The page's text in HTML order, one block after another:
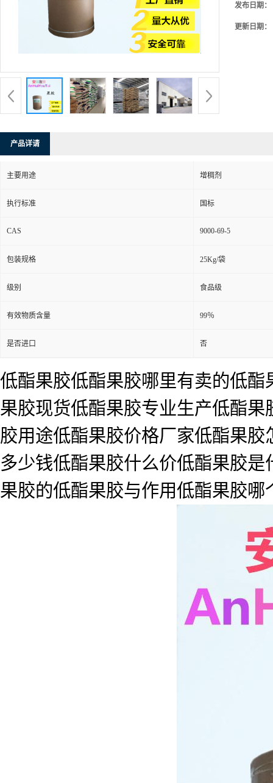
发布日期：
更新日期：
产品详请
主要用途 增稠剂
执行标准 国标
CAS 9000-69-5
包装规格 25Kg/袋
级别 食品级
有效物质含量 99％
是否进口 否
低酯果胶低酯果胶哪里有卖的低
果胶现货低酯果胶专业生产低酯
胶用途低酯果胶价格厂家低酯果
多少钱低酯果胶什么价低酯果胶
果胶的低酯果胶与作用低酯果胶